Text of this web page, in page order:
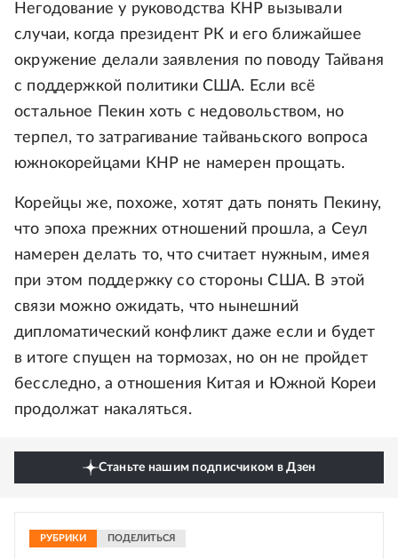
Негодование у руководства КНР вызывали
случаи, когда президент РК и его ближайшее
окружение делали заявления по поводу Тайваня
с поддержкой политики США. Если всё
остальное Пекин хоть с недовольством, но
терпел, то затрагивание тайваньского вопроса
южнокорейцами КНР не намерен прощать.
Корейцы же, похоже, хотят дать понять Пекину,
что эпоха прежних отношений прошла, а Сеул
намерен делать то, что считает нужным, имея
при этом поддержку со стороны США. В этой
связи можно ожидать, что нынешний
дипломатический конфликт даже если и будет
в итоге спущен на тормозах, но он не пройдет
бесследно, а отношения Китая и Южной Кореи
продолжат накаляться.
Станьте нашим подписчиком в Дзен
РУБРИКИ ПОДЕЛИТЬСЯ